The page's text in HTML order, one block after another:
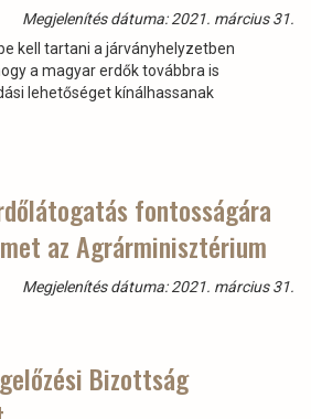
Megjelenítés dátuma: 2021. március 31.
kell tartani a járványhelyzetben
a magyar erdők továbbra is
lehetőséget kínálhassanak
fontosságára
az Agrárminisztérium
Megjelenítés dátuma: 2021. március 31.
Bizottság